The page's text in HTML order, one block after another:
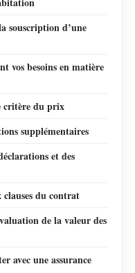
souscription d’une
vos besoins en matière
critère du prix
supplémentaires
et des
clauses du contrat
de la valeur des
avec une assurance